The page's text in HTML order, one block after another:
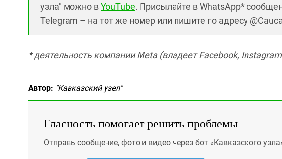
узла" можно вYouTube. Присылайте в WhatsApp*
Telegram – на тот же номер или пишите по адресу
* деятельность компании Meta (владеет Facebook,
Автор: "Кавказский узел"
Гласность помогает решить проблемы
Отправь сообщение, фото и видео через бот «Кавказского